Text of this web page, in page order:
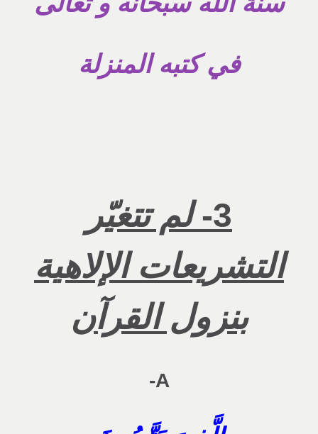
في كتبه المنزلة
3-
لم تتغيّر
التشريعات الإلاهية
بنزول القرآن
A-